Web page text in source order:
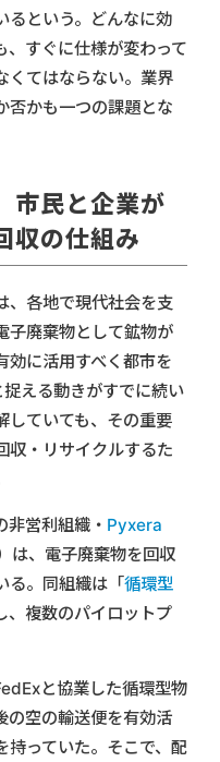
るという。どんなに効
、すぐに仕様が変わって
くてはならない。業界
否かも一つの課題とな
市民と企業が
収の仕組み
、各地で現代社会を支
子廃棄物として鉱物が
効に活用すべく都市を
える動きがすでに続い
していても、その重要
収・リサイクルするた
非営利組織・ Pyxera
は、電子廃棄物を回収
る。同組織は「循環型
、複数のパイロットプ
と協業した循環型物
の空の輸送便を有効活
持っていた。そこで、配